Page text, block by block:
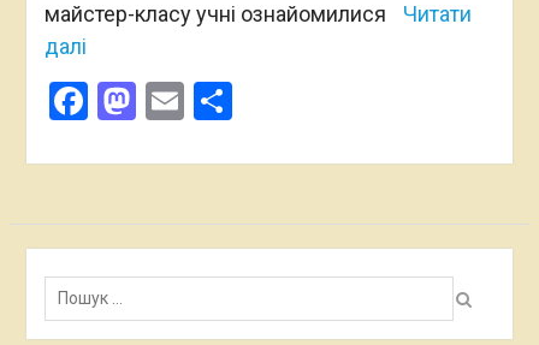
майстер-класу учні ознайомилися
Читати
далі
Facebook
Mastodon
EmailПоділитися
Пошук: